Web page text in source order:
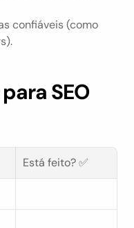
confiáveis (como
SEO
Está feito? ✅